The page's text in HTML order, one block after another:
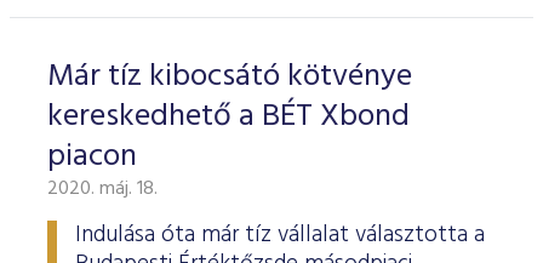
Már tíz kibocsátó kötvénye
kereskedhető a BÉT Xbond
piacon
2020. máj. 18.
Indulása óta már tíz vállalat választotta a